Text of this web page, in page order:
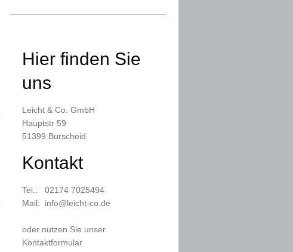
Hier finden Sie
uns
Leicht & Co. GmbH
Hauptstr 59
51399 Burscheid
Kontakt
Tel.: 02174 7025494
Mail: info@leicht-co.de
oder nutzen Sie unser
Kontaktformular